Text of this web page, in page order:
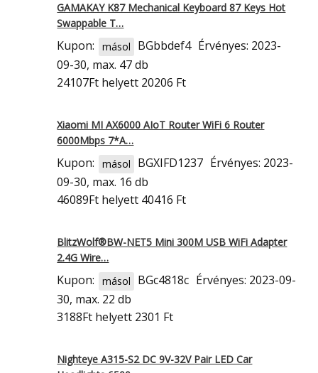
GAMAKAY K87 Mechanical Keyboard 87 Keys Hot
Swappable T…
Kupon: másol BGbbdef4 Érvényes: 2023-
09-30, max. 47 db
24107Ft helyett 20206 Ft
Xiaomi MI AX6000 AIoT Router WiFi 6 Router
6000Mbps 7*A…
Kupon: másol BGXIFD1237 Érvényes: 2023-
09-30, max. 16 db
46089Ft helyett 40416 Ft
BlitzWolf®BW-NET5 Mini 300M USB WiFi Adapter
2.4G Wire…
Kupon: másol BGc4818c Érvényes: 2023-09-
30, max. 22 db
3188Ft helyett 2301 Ft
Nighteye A315-S2 DC 9V-32V Pair LED Car